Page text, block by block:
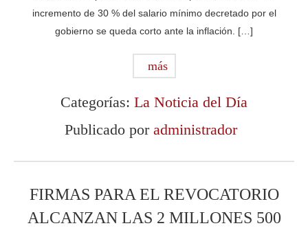
incremento de 30 % del salario mínimo decretado por el
gobierno se queda corto ante la inflación. […]
más
Categorías: La Noticia del Día
Publicado por administrador
FIRMAS PARA EL REVOCATORIO
ALCANZAN LAS 2 MILLONES 500